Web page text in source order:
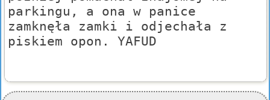
parkingu, a ona w panice
zamknęła zamki i odjechała z
piskiem opon. YAFUD